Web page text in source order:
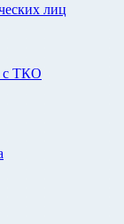
лиц
с ТКО